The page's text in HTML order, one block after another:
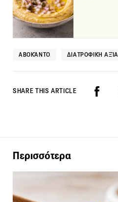
ΑΒΟΚΆΝΤΟ ΔΙΑΤΡΟΦΙΚΉ ΑΞΊΑ
SHARE THIS ARTICLE
Περισσότερα